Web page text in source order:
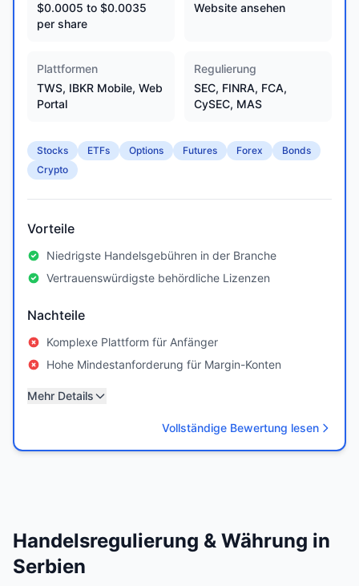
$0.0005 to $0.0035
per share
Website ansehen
Plattformen
TWS, IBKR Mobile, Web
Portal
Regulierung
SEC, FINRA, FCA,
CySEC, MAS
Stocks ETFs Options Futures Forex
Bonds
Crypto
Vorteile
Niedrigste Handelsgebühren in der Branche
Vertrauenswürdigste behördliche Lizenzen
Nachteile
Komplexe Plattform für Anfänger
Hohe Mindestanforderung für Margin-Konten
Mehr Details
Vollständige Bewertung lesen
Handelsregulierung & Währung in
Serbien